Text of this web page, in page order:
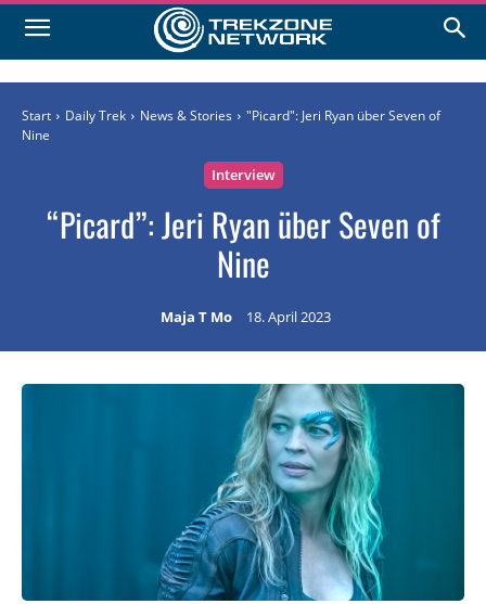
Start Daily Trek News & Stories
"Picard": Jeri Ryan über Seven of
Nine
Interview
“Picard”: Jeri Ryan über Seven of
Nine
Maja T Mo 18. April 2023